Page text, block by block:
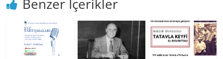
Benzer İçerikler